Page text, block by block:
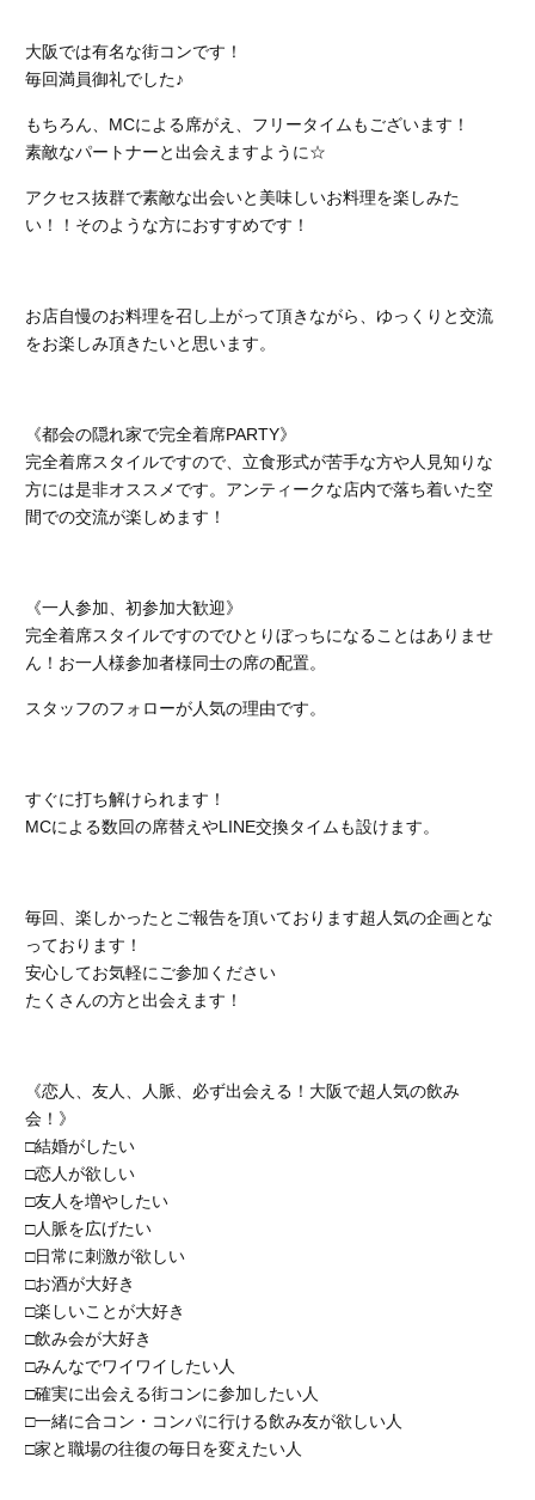
大阪では有名な街コンです！
毎回満員御礼でした♪
もちろん、MCによる席がえ、フリータイムもございます！
素敵なパートナーと出会えますように☆
アクセス抜群で素敵な出会いと美味しいお料理を楽しみた
い！！そのような方におすすめです！
お店自慢のお料理を召し上がって頂きながら、ゆっくりと交流
をお楽しみ頂きたいと思います。
《都会の隠れ家で完全着席PARTY》
完全着席スタイルですので、立食形式が苦手な方や人見知りな
方には是非オススメです。アンティークな店内で落ち着いた空
間での交流が楽しめます！
《一人参加、初参加大歓迎》
完全着席スタイルですのでひとりぼっちになることはありませ
ん！お一人様参加者様同士の席の配置。
スタッフのフォローが人気の理由です。
すぐに打ち解けられます！
MCによる数回の席替えやLINE交換タイムも設けます。
毎回、楽しかったとご報告を頂いております超人気の企画とな
っております！
安心してお気軽にご参加ください
たくさんの方と出会えます！
《恋人、友人、人脈、必ず出会える！大阪で超人気の飲み
会！》
□結婚がしたい
□恋人が欲しい
□友人を増やしたい
□人脈を広げたい
□日常に刺激が欲しい
□お酒が大好き
□楽しいことが大好き
□飲み会が大好き
□みんなでワイワイしたい人
□確実に出会える街コンに参加したい人
□一緒に合コン・コンパに行ける飲み友が欲しい人
□家と職場の往復の毎日を変えたい人